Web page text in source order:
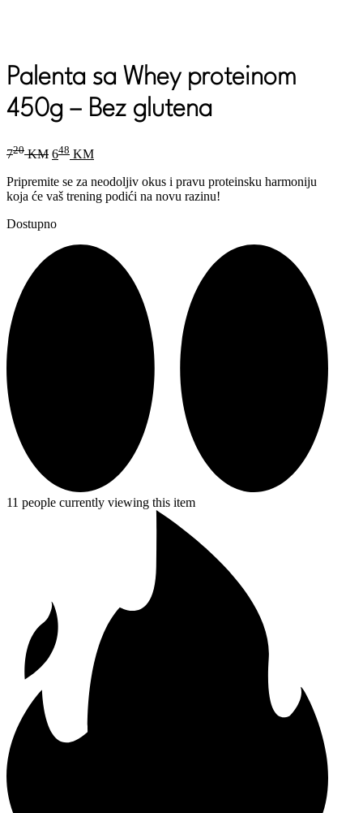
Palenta sa Whey proteinom
450g – Bez glutena
720 KM Original
price
was:
720 KM.
648 KMCurrent
price
is:
648 KM.
Pripremite se za neodoljiv okus i pravu proteinsku harmoniju
koja će vaš trening podići na novu razinu!
Dostupno
11 people currently viewing this item